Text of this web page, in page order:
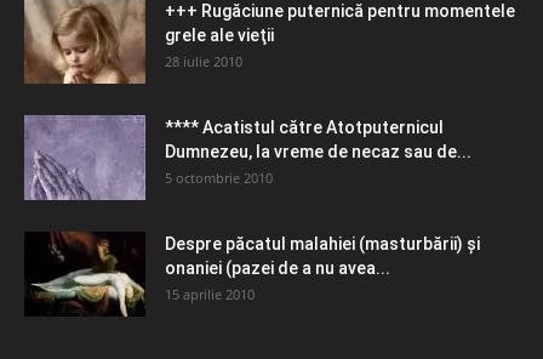
+++ Rugăciune puternică pentru momentele
grele ale vieţii
28 iulie 2010
**** Acatistul către Atotputernicul
Dumnezeu, la vreme de necaz sau de...
5 octombrie 2010
Despre păcatul malahiei (masturbării) şi
onaniei (pazei de a nu avea...
15 aprilie 2010